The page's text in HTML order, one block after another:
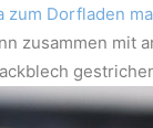
zum Dorfladen
zusammen mit